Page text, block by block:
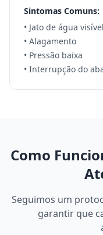
Sintomas Comuns:
• Jato de água visível
• Alagamento
• Pressão baixa
• Interrupção do
Como
Seguimos um
garantir que